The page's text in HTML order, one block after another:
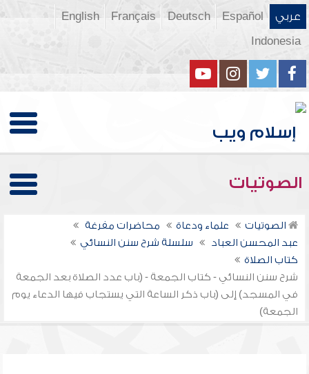
عربي Español
Deutsch
Français
English
Indonesia
الصوتيات
الصوتيات علماء ودعاة
محاضرات مفرغة
عبد المحسن العباد
سلسلة شرح سنن النسائي
كتاب الصلاة
شرح سنن النسائي - كتاب الجمعة - (باب عدد الصلاة بعد الجمعة
في المسجد) إلى (باب ذكر الساعة التي يستجاب فيها الدعاء يوم
الجمعة)